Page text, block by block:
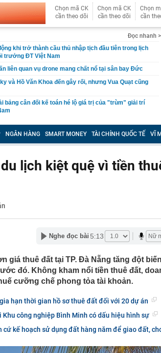
Chọn mã CK
cần theo dõi
Chọn mã CK
cần theo dõi
Chọn
cần
Đọc nhanh
khi trở thành cầu thủ nhập tịch đầu tiên trong lịch
trưởng ĐT Việt Nam
liên quan vụ drone mang chất nổ tại sân bay Đức
và Hồ Văn Khoa đến gây rối, nhưng Vua Quạt cũng
bảng cân đối kế toán hé lộ giá trị của "trùm" giải trí
Việt Nam có 1 nơi mát mẻ quanh năm, chỉ từ 18 độ
là vương quốc của các loài lan
tỷ đồng
dân, giáo viên, báo mẫu, cơ sở trông giữ trẻ
doanh thu hơn 100.000 tỷ của Việt Nam lần đầu tiên
nhiên liệu mới
368 tỷ đồng trả cổ tức trong tháng 8
sườn xám đẹp nhất Trung Quốc: Vương Sở Nhiên bét
hơn cả Lưu Diệc Phi
12 giao dịch chuyển khoản liên tục với tổng 5 tỷ
tháng 9 lập tức giảm
quỹ vàng lớn nhất thế giới có động thái mới
NGÂN HÀNG SMART MONEY TÀI CHÍNH QUỐC TẾ VĨ
lịch kiệt quệ vì tiền
Nghe đọc bài 5:13
giá thuê đất tại TP. Đà Nẵng tăng đột
đó. Không kham nổi tiền thuê đất,
cưỡng chế phong tỏa tài khoản.
hạn thời gian hồ sơ thuê đất đối với 20 dự án
công nghiệp Bình Minh có dấu hiệu hình sự
cứ kế hoạch sử dụng đất hàng năm để giao đất,